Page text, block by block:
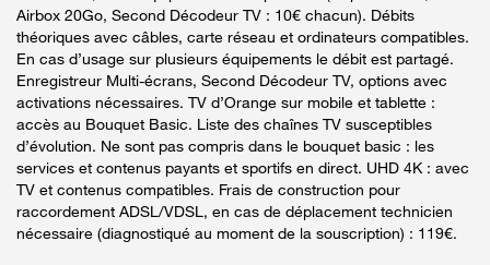
Airbox 20Go, Second Décodeur TV : 10€ chacun). Débits
théoriques avec câbles, carte réseau et ordinateurs compatibles.
En cas d’usage sur plusieurs équipements le débit est partagé.
Enregistreur Multi-écrans, Second Décodeur TV, options avec
activations nécessaires. TV d’Orange sur mobile et tablette :
accès au Bouquet Basic. Liste des chaînes TV susceptibles
d’évolution. Ne sont pas compris dans le bouquet basic : les
services et contenus payants et sportifs en direct. UHD 4K : avec
TV et contenus compatibles. Frais de construction pour
raccordement ADSL/VDSL, en cas de déplacement technicien
nécessaire (diagnostiqué au moment de la souscription) : 119€.